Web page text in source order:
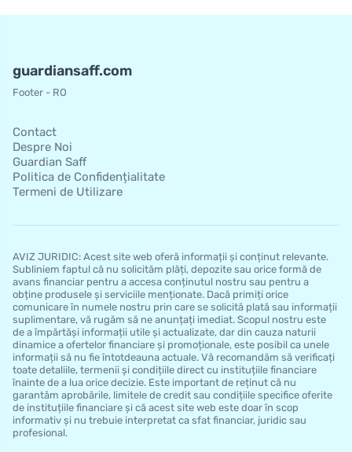
guardiansaff.com
Footer - RO
Contact
Despre Noi
Guardian Saff
Politica de Confidențialitate
Termeni de Utilizare
AVIZ JURIDIC: Acest site web oferă informații și conținut relevante.
Subliniem faptul că nu solicităm plăți, depozite sau orice formă de
avans financiar pentru a accesa conținutul nostru sau pentru a
obține produsele și serviciile menționate. Dacă primiți orice
comunicare în numele nostru prin care se solicită plată sau informații
suplimentare, vă rugăm să ne anunțați imediat. Scopul nostru este
de a împărtăși informații utile și actualizate, dar din cauza naturii
dinamice a ofertelor financiare și promoționale, este posibil ca unele
informații să nu fie întotdeauna actuale. Vă recomandăm să verificați
toate detaliile, termenii și condițiile direct cu instituțiile financiare
înainte de a lua orice decizie. Este important de reținut că nu
garantăm aprobările, limitele de credit sau condițiile specifice oferite
de instituțiile financiare și că acest site web este doar în scop
informativ și nu trebuie interpretat ca sfat financiar, juridic sau
profesional.